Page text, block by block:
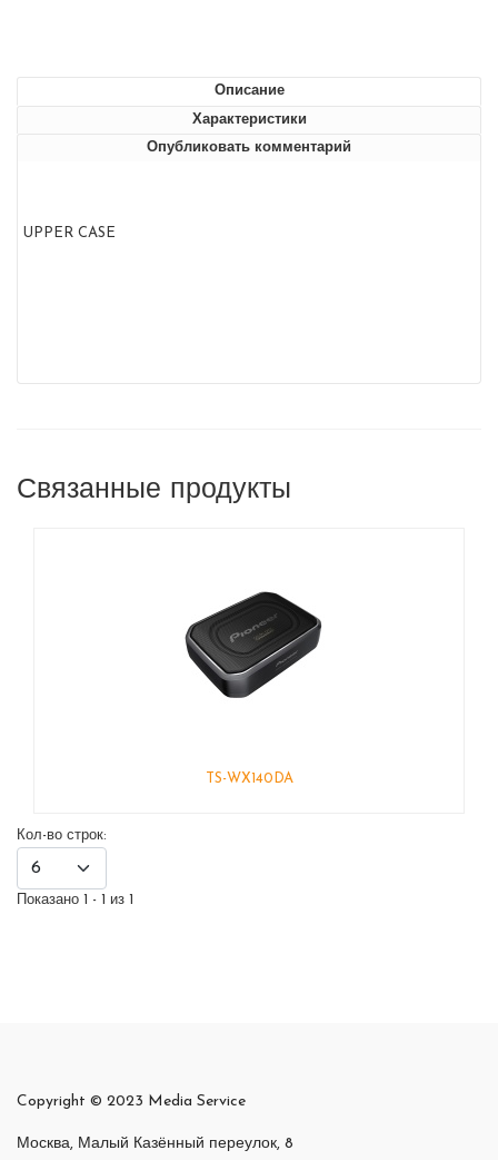
Описание
Характеристики
Опубликовать комментарий
UPPER CASE
Связанные продукты
TS-WX140DA
Кол-во строк:
Показано 1 - 1 из 1
Copyright © 2023 Media Service
Москва, Малый Казённый переулок, 8